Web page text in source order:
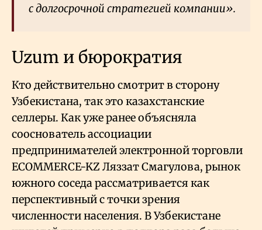
с долгосрочной стратегией компании».
Uzum и бюрократия
Кто действительно смотрит в сторону
Узбекистана, так это казахстанские
селлеры. Как уже ранее объясняла
сооснователь ассоциации
предпринимателей электронной торговли
ECOMMERCE-KZ Ляззат Смагулова, рынок
южного соседа рассматривается как
перспективный с точки зрения
численности населения. В Узбекистане